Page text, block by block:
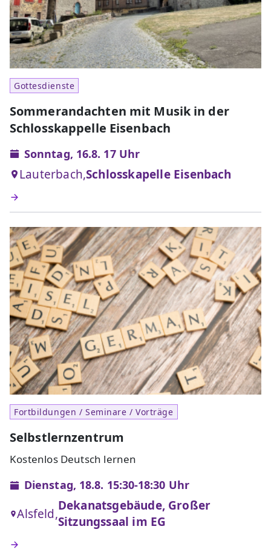
Gottesdienste
Sommerandachten mit Musik in der
Schlosskappelle Eisenbach
Sonntag, 16.8. 17 Uhr
Lauterbach,Schlosskapelle Eisenbach
Fortbildungen / Seminare / Vorträge
Selbstlernzentrum
Kostenlos Deutsch lernen
Dienstag, 18.8. 15:30-18:30 Uhr
Alsfeld,
Dekanatsgebäude, Großer
Sitzungssaal im EG